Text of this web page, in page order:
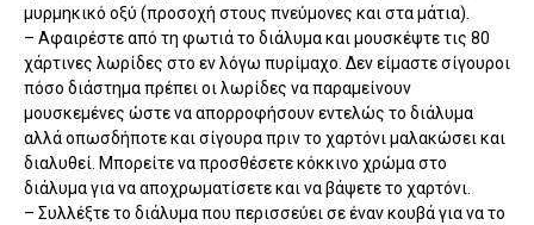
μυρμηκικό οξύ (προσοχή στους πνεύμονες και στα μάτια).
– Αφαιρέστε από τη φωτιά το διάλυμα και μουσκέψτε τις 80
χάρτινες λωρίδες στο εν λόγω πυρίμαχο. Δεν είμαστε σίγουροι
πόσο διάστημα πρέπει οι λωρίδες να παραμείνουν
μουσκεμένες ώστε να απορροφήσουν εντελώς το διάλυμα
αλλά οπωσδήποτε και σίγουρα πριν το χαρτόνι μαλακώσει και
διαλυθεί. Μπορείτε να προσθέσετε κόκκινο χρώμα στο
διάλυμα για να αποχρωματίσετε και να βάψετε το χαρτόνι.
– Συλλέξτε το διάλυμα που περισσεύει σε έναν κουβά για να το